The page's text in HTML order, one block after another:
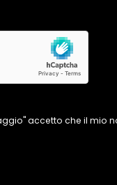
accetto che il mio